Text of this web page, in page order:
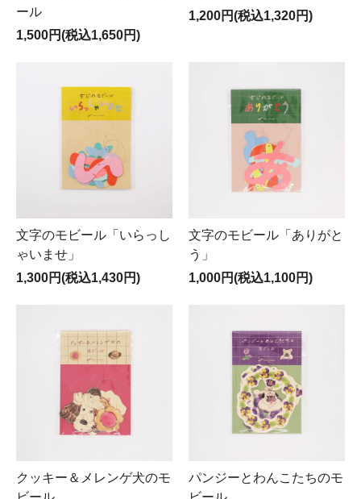
ール
1,500円(税込1,650円)
1,200円(税込1,320円)
文字のモビール「いらっし
ゃいませ」
1,300円(税込1,430円)
文字のモビール「ありがと
う」
1,000円(税込1,100円)
クッキー＆メレンゲ犬のモ
パンジーとわんこたちのモ